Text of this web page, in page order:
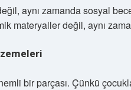
aynı zamanda sosyal
materyaller değil, aynı
bir parçası. Çünkü